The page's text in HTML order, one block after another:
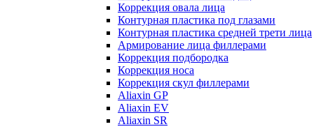
Коррекция овала лица
Контурная пластика под глазами
Контурная пластика средней трети лица
Армирование лица филлерами
Коррекция подбородка
Коррекция носа
Коррекция скул филлерами
Aliaxin GP
Aliaxin EV
Aliaxin SR